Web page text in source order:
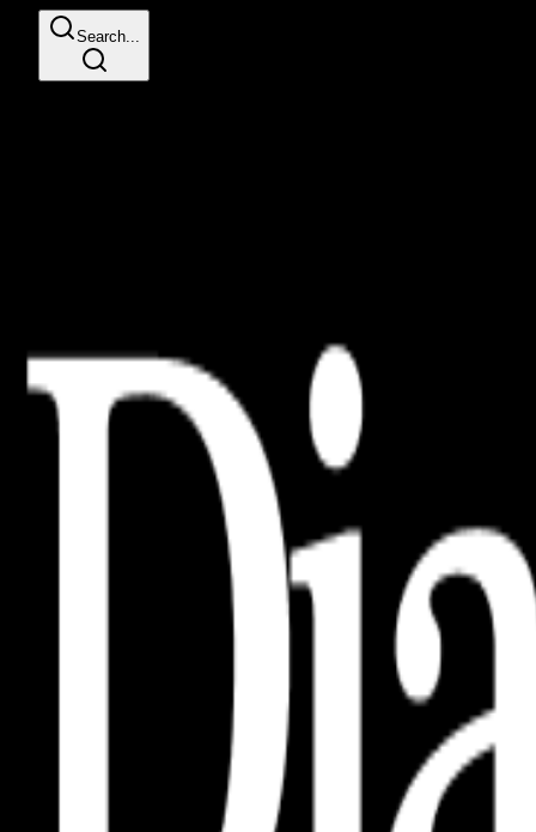
Search...